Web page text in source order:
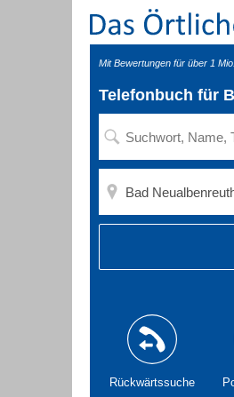
Mit Bewertungen für über 1
Telefonbuch für
Rückwärtssuche